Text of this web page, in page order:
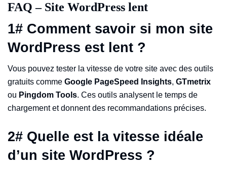
FAQ – Site WordPress lent
1# Comment savoir si mon site
WordPress est lent ?
Vous pouvez tester la vitesse de votre site avec des outils
gratuits comme Google PageSpeed Insights, GTmetrix
ou Pingdom Tools. Ces outils analysent le temps de
chargement et donnent des recommandations précises.
2# Quelle est la vitesse idéale
d’un site WordPress ?